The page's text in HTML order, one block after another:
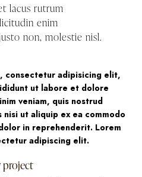
lacus rutrum
enim
non, molestie nisl.
consectetur adipisicing elit,
ut labore et dolore
veniam, quis nostrud
ut aliquip ex ea commodo
in reprehenderit. Lorem
adipiscing elit.
project